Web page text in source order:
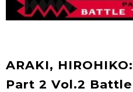
ARAKI,
Part 2 Vol.2